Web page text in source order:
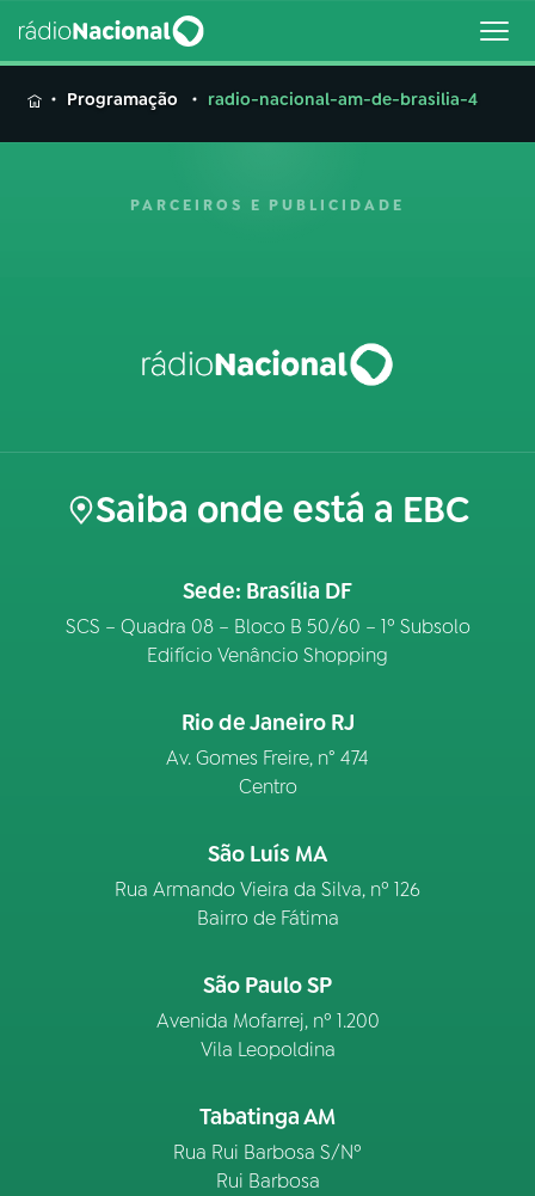
MENU
AO VIVO
02A RÁDIO
PROGRAMAÇÃO
PODCASTS
FESTIVAL DE MÚSICA
ACOMPANHE A RÁDIO NACIONAL
Facebook
X
Programação radio-nacional-am-de-brasilia-4
PARCEIROS E PUBLICIDADE
Saiba onde está a EBC
Sede: Brasília DF
SCS – Quadra 08 – Bloco B 50/60 – 1º Subsolo
Edifício Venâncio Shopping
Rio de Janeiro RJ
Av. Gomes Freire, n° 474
Centro
São Luís MA
Rua Armando Vieira da Silva, nº 126
Bairro de Fátima
São Paulo SP
Avenida Mofarrej, nº 1.200
Vila Leopoldina
Tabatinga AM
Rua Rui Barbosa S/Nº
Rui Barbosa